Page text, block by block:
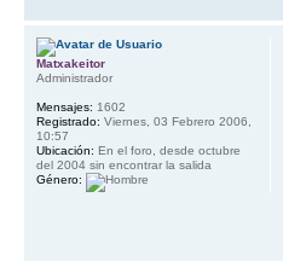
Matxakeitor
Administrador
Mensajes: 1602
Registrado: Viernes, 03 Febrero 2006,
10:57
Ubicación: En el foro, desde octubre
del 2004 sin encontrar la salida
Género: